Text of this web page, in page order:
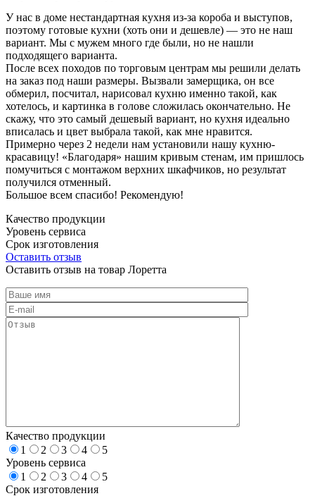
У нас в доме нестандартная кухня из-за короба и выступов,
поэтому готовые кухни (хоть они и дешевле) — это не наш
вариант. Мы с мужем много где были, но не нашли
подходящего варианта.
После всех походов по торговым центрам мы решили делать
на заказ под наши размеры. Вызвали замерщика, он все
обмерил, посчитал, нарисовал кухню именно такой, как
хотелось, и картинка в голове сложилась окончательно. Не
скажу, что это самый дешевый вариант, но кухня идеально
вписалась и цвет выбрала такой, как мне нравится.
Примерно через 2 недели нам установили нашу кухню-
красавицу! «Благодаря» нашим кривым стенам, им пришлось
помучиться с монтажом верхних шкафчиков, но результат
получился отменный.
Большое всем спасибо! Рекомендую!
Качество продукции
Уровень сервиса
Срок изготовления
Оставить отзыв
Оставить отзыв на товар Лоретта
Качество продукции
1
2 3 4
5
Уровень сервиса
1
2 3 4
5
Срок изготовления